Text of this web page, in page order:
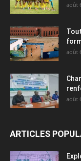
août
août
août
ARTICLES